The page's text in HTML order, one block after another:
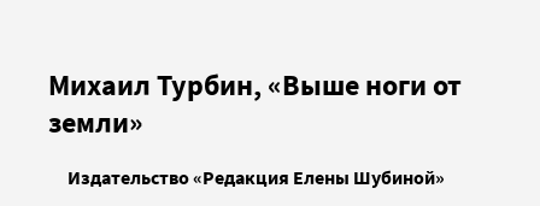
Михаил Турбин, «Выше ноги от
земли»
Издательство «Редакция Елены Шубиной»